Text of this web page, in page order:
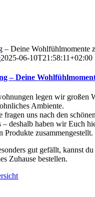
– Deine Wohlfühlmomente
2025-06-10T21:58:11+02:00
– Deine
legen wir großen
Ambiente.
fragen uns nach den
– deshalb haben wir Euch
Produkte zusammengestellt.
gut gefällt, kannst
Zuhause bestellen.